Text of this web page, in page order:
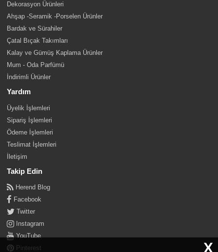
Dekorasyon Ürünleri
Ahşap -Seramik -Porselen Ürünler
Bardak ve Sürahiler
Çatal Bıçak Takımları
Kalay ve Gümüş Kaplama Ürünler
Mum - Oda Parfümü
İndirimli Ürünler
Yardım
Üyelik İşlemleri
Sipariş İşlemleri
Ödeme İşlemleri
Teslimat İşlemleri
İletişim
Takip Edin
Herend Blog
Facebook
Twitter
Instagram
YouTube
Pinterest
X